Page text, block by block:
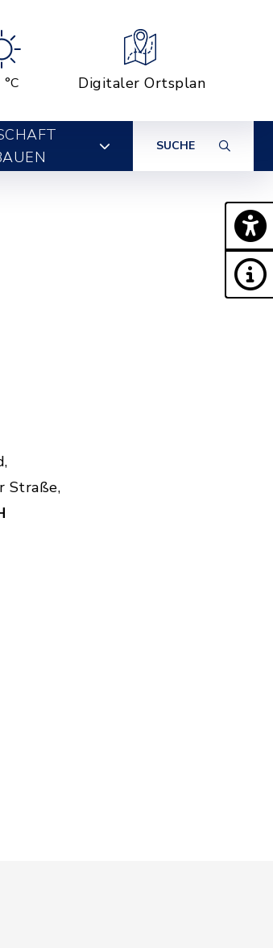
Digitaler Ortsplan
SUCHE
Straße,